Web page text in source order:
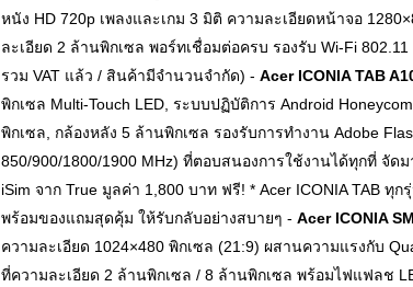
หนัง HD 720p เพลงและเกม 3 มิติ ความละเอียดหน้าจอ
ละเอียด 2 ล้านพิกเซล พอร์ทเชื่อมต่อครบ รองรับ Wi-Fi
รวม VAT แล้ว / สินค้ามีจำนวนจำกัด) - Acer ICONIA TAB
พิกเซล Multi-Touch LED, ระบบปฏิบัติการ Android
พิกเซล, กล้องหลัง 5 ล้านพิกเซล รองรับการทำงาน Adobe
850/900/1800/1900 MHz) ที่ตอบสนองการใช้งานได้ทุกที่ จัด
iSim จาก True มูลค่า 1,800 บาท ฟรี! * Acer ICONIA TAB
พร้อมของแถมสุดคุ้ม ให้รับกลับอย่างสบายๆ - Acer ICONIA
ความละเอียด 1024×480 พิกเซล (21:9) ผสานความแรงกับ
ที่ความละเอียด 2 ล้านพิกเซล / 8 ล้านพิกเซล พร้อมไฟแฟลช